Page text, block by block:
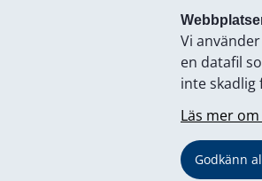
Vi
en datafil
inte
Läs mer
Godkänn